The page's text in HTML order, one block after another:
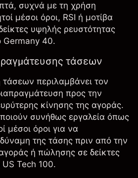
συχνά με τη χρήση
μέσοι όροι, RSI ή μοτίβα
υψηλής ρευστότητας
40.
τάσεων
τάσεων περιλαμβάνει τον
προς την
κίνησης της αγοράς.
συνήθως εργαλεία όπως
μέσοι όροι για να
της τάσης πριν από την
ή πώλησης σε δείκτες
Tech 100.